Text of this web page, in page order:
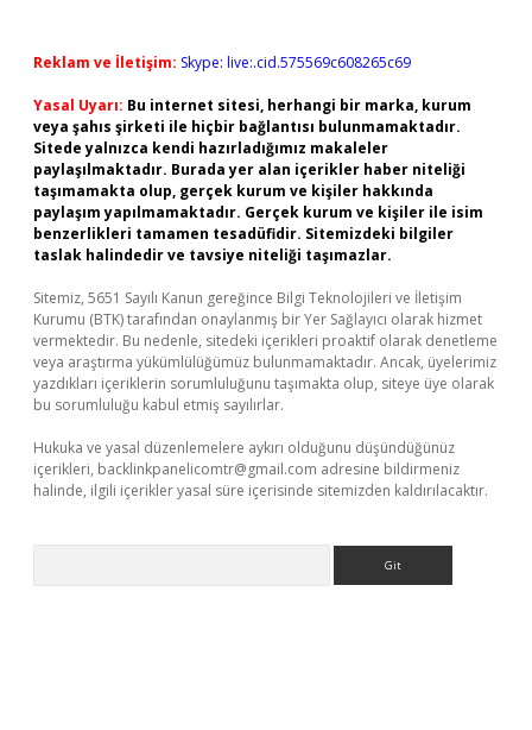
Reklam ve İletişim: Skype: live:.cid.575569c608265c69
Yasal Uyarı: Bu internet sitesi, herhangi bir marka, kurum
veya şahıs şirketi ile hiçbir bağlantısı bulunmamaktadır.
Sitede yalnızca kendi hazırladığımız makaleler
paylaşılmaktadır. Burada yer alan içerikler haber niteliği
taşımamakta olup, gerçek kurum ve kişiler hakkında
paylaşım yapılmamaktadır. Gerçek kurum ve kişiler ile isim
benzerlikleri tamamen tesadüfidir. Sitemizdeki bilgiler
taslak halindedir ve tavsiye niteliği taşımazlar.
Sitemiz, 5651 Sayılı Kanun gereğince Bilgi Teknolojileri ve İletişim
Kurumu (BTK) tarafından onaylanmış bir Yer Sağlayıcı olarak hizmet
vermektedir. Bu nedenle, sitedeki içerikleri proaktif olarak denetleme
veya araştırma yükümlülüğümüz bulunmamaktadır. Ancak, üyelerimiz
yazdıkları içeriklerin sorumluluğunu taşımakta olup, siteye üye olarak
bu sorumluluğu kabul etmiş sayılırlar.
Hukuka ve yasal düzenlemelere aykırı olduğunu düşündüğünüz
içerikleri, backlinkpanelicomtr@gmail.com adresine bildirmeniz
halinde, ilgili içerikler yasal süre içerisinde sitemizden kaldırılacaktır.